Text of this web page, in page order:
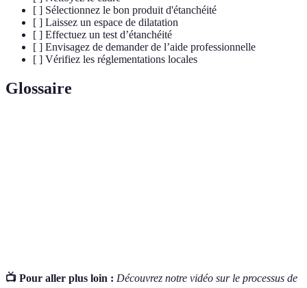
[ ] Sélectionnez le bon produit d'étanchéité
[ ] Laissez un espace de dilatation
[ ] Effectuez un test d’étanchéité
[ ] Envisagez de demander de l’aide professionnelle
[ ] Vérifiez les réglementations locales
Glossaire
📺 Pour aller plus loin : Découvrez notre vidéo sur le processus de